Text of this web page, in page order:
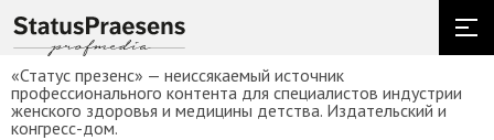
«Статус презенс» — неиссякаемый источник
профессионального контента для специалистов индустрии
женского здоровья и медицины детства. Издательский и
конгресс-дом.